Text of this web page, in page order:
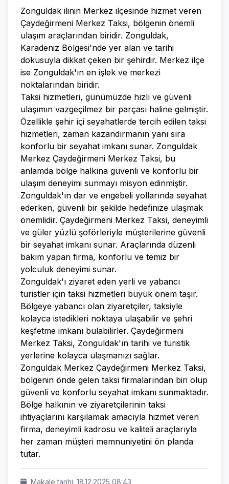
Zonguldak ilinin Merkez ilçesinde hizmet veren
Çaydeğirmeni Merkez Taksi, bölgenin önemli
ulaşım araçlarından biridir. Zonguldak,
Karadeniz Bölgesi'nde yer alan ve tarihi
dokusuyla dikkat çeken bir şehirdir. Merkez ilçe
ise Zonguldak'ın en işlek ve merkezi
noktalarından biridir.
Taksi hizmetleri, günümüzde hızlı ve güvenli
ulaşımın vazgeçilmez bir parçası haline gelmiştir.
Özellikle şehir içi seyahatlerde tercih edilen taksi
hizmetleri, zaman kazandırmanın yanı sıra
konforlu bir seyahat imkanı sunar. Zonguldak
Merkez Çaydeğirmeni Merkez Taksi, bu
anlamda bölge halkına güvenli ve konforlu bir
ulaşım deneyimi sunmayı misyon edinmiştir.
Zonguldak'ın dar ve engebeli yollarında seyahat
ederken, güvenli bir şekilde hedefinize ulaşmak
önemlidir. Çaydeğirmeni Merkez Taksi, deneyimli
ve güler yüzlü şoförleriyle müşterilerine güvenli
bir seyahat imkanı sunar. Araçlarında düzenli
bakım yapan firma, konforlu ve temiz bir
yolculuk deneyimi sunar.
Zonguldak'ı ziyaret eden yerli ve yabancı
turistler için taksi hizmetleri büyük önem taşır.
Bölgeye yabancı olan ziyaretçiler, taksiyle
kolayca istedikleri noktaya ulaşabilir ve şehri
keşfetme imkanı bulabilirler. Çaydeğirmeni
Merkez Taksi, Zonguldak'ın tarihi ve turistik
yerlerine kolayca ulaşmanızı sağlar.
Zonguldak Merkez Çaydeğirmeni Merkez Taksi,
bölgenin önde gelen taksi firmalarından biri olup
güvenli ve konforlu seyahat imkanı sunmaktadır.
Bölge halkının ve ziyaretçilerinin taksi
ihtiyaçlarını karşılamak amacıyla hizmet veren
firma, deneyimli kadrosu ve kaliteli araçlarıyla
her zaman müşteri memnuniyetini ön planda
tutar.
Makale tarihi: 18.12.2025 08:43